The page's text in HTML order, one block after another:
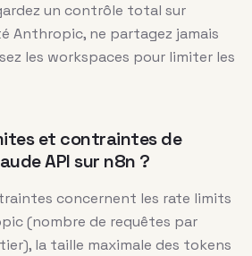
un contrôle total sur
Anthropic, ne partagez jamais
les workspaces pour limiter les
et contraintes de
API sur n8n ?
concernent les rate limits
(nombre de requêtes par
la taille maximale des tokens